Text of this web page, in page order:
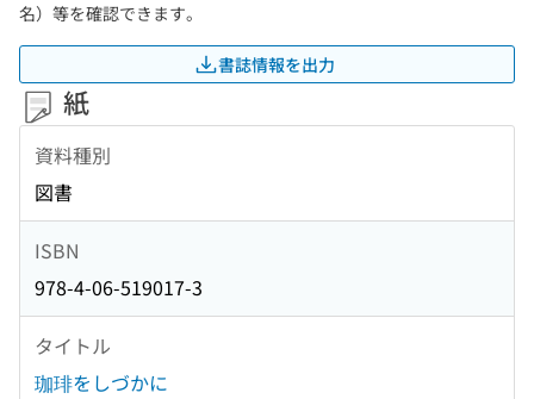
名）等を確認できます。
書誌情報を出力
紙
資料種別
図書
ISBN
978-4-06-519017-3
タイトル
珈琲をしづかに